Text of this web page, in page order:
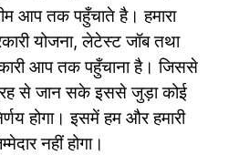
आप तक पहुँचाते है। हमारा
योजना, लेटेस्ट जॉब तथा
आप तक पहुँचाना है। जिससे
से जान सके इससे जुड़ा कोई
होगा। इसमें हम और हमारी
नहीं होगा।